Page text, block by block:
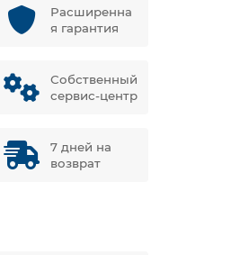
Расширенна
я гарантия
Собственный
сервис-центр
7 дней на
возврат